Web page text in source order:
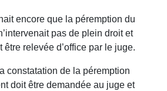
encore que la péremption du
pas de plein droit et
être relevée d’office par le juge.
constatation de la péremption
doit être demandée au juge et